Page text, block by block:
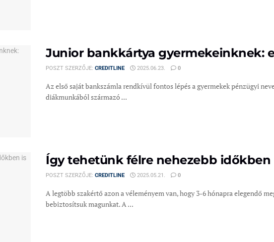
Junior bankkártya gyermekeinknek:
POSZT SZERZŐJE: CREDITLINE 2025.06.23. 0
Az első saját bankszámla rendkívül fontos lépés a gyermekek pénzügyi
diákmunkából származó ...
Így tehetünk félre nehezebb időkben
POSZT SZERZŐJE: CREDITLINE 2025.05.21. 0
A legtöbb szakértő azon a véleményem van, hogy 3-6 hónapra elegendő
bebiztosítsuk magunkat. A ...